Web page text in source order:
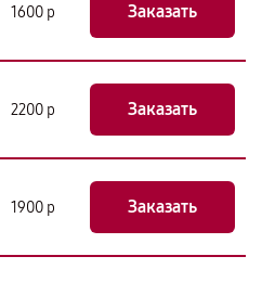
1600 р Заказать
2200 р Заказать
1900 р Заказать